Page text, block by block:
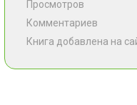
Просмотров
Комментариев
Книга добавлена на